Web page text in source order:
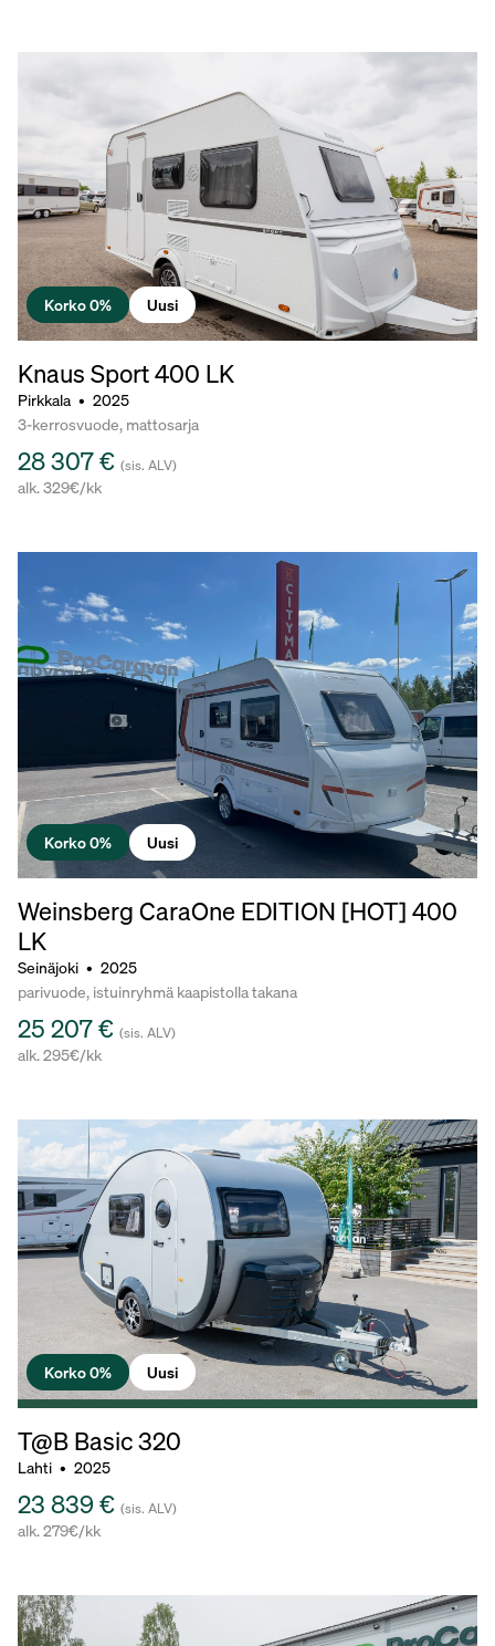
Korko 0% Uusi
Knaus Sport400 LK
Pirkkala • 2025
3-kerrosvuode, mattosarja
28 307 € (sis. ALV)
alk. 329€/kk
Korko 0% Uusi
Weinsberg CaraOne EDITION [HOT] 400
LK
Seinäjoki • 2025
parivuode, istuinryhmä kaapistolla takana
25 207 € (sis. ALV)
alk. 295€/kk
Korko 0% Uusi
T@B Basic320
Lahti • 2025
23 839 € (sis. ALV)
alk. 279€/kk